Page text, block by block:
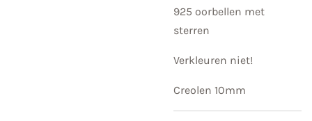
925 oorbellen met
sterren
Verkleuren niet!
Creolen 10mm